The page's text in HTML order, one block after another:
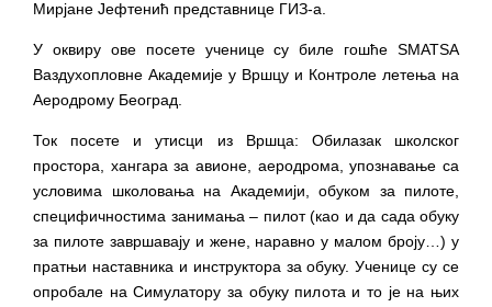
Мирјане Јефтенић представнице ГИЗ-а.
У оквиру ове посете ученице су биле гошће SMATSA
Ваздухопловне Академије у Вршцу и Контроле летења на
Аеродрому Београд.
Ток посете и утисци из Вршца: Обилазак школског
простора, хангара за авионе, аеродрома, упознавање са
условима школовања на Академији, обуком за пилоте,
специфичностима занимања – пилот (као и да сада обуку
за пилоте завршавају и жене, наравно у малом броју…) у
пратњи наставника и инструктора за обуку. Ученице су се
опробале на Симулатору за обуку пилота и то је на њих